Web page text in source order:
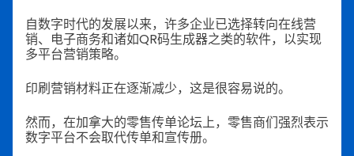
自数字时代的发展以来，许多企业已选择转向在线营
销、电子商务和诸如QR码生成器之类的软件，以实现
多平台营销策略。
印刷营销材料正在逐渐减少，这是很容易说的。
然而，在加拿大的零售传单论坛上，零售商们强烈表示
数字平台不会取代传单和宣传册。